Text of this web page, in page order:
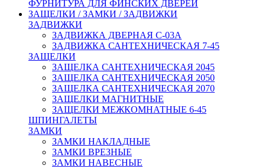
ФУРНИТУРА ДЛЯ ФИНСКИХ ДВЕРЕЙ
ЗАЩЕЛКИ / ЗАМКИ / ЗАДВИЖКИ
ЗАДВИЖКИ
ЗАДВИЖКА ДВЕРНАЯ C-03A
ЗАДВИЖКА САНТЕХНИЧЕСКАЯ 7-45
ЗАЩЕЛКИ
ЗАЩЕЛКА САНТЕХНИЧЕСКАЯ 2045
ЗАЩЕЛКА САНТЕХНИЧЕСКАЯ 2050
ЗАЩЕЛКА САНТЕХНИЧЕСКАЯ 2070
ЗАЩЕЛКИ МАГНИТНЫЕ
ЗАЩЕЛКИ МЕЖКОМНАТНЫЕ 6-45
ШПИНГАЛЕТЫ
ЗАМКИ
ЗАМКИ НАКЛАДНЫЕ
ЗАМКИ ВРЕЗНЫЕ
ЗАМКИ НАВЕСНЫЕ